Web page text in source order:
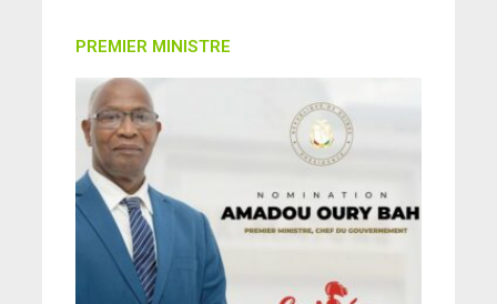
PREMIER MINISTRE